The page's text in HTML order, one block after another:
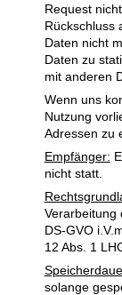
Request
Rückschluss
Daten nicht
Daten zu
mit anderen
Wenn uns
Nutzung
Adressen zu
Empfänger:
nicht statt.
Verarbeitung
DS-GVO
12 Abs. 1
solange